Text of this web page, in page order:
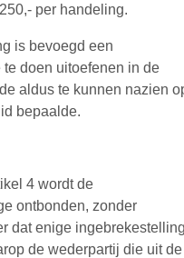
per handeling.
is bevoegd een
doen uitoefenen in de
aldus te kunnen nazien
bepaalde.
4 wordt de
ontbonden, zonder
dat enige
de wederpartij die uit de